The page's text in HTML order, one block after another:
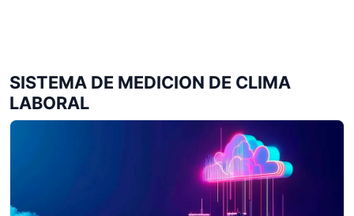
SISTEMA DE MEDICION DE CLIMA
LABORAL